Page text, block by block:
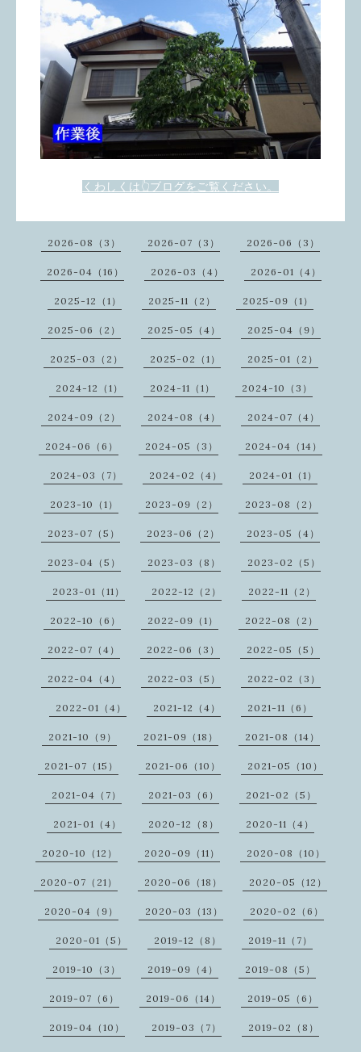
くわしくは👆ブログをご覧ください。
2026-08（3） 2026-07（3） 2026-06（3）
2026-04（16） 2026-03（4） 2026-01（4）
2025-12（1） 2025-11（2） 2025-09（1）
2025-06（2） 2025-05（4） 2025-04（9）
2025-03（2） 2025-02（1） 2025-01（2）
2024-12（1） 2024-11（1） 2024-10（3）
2024-09（2） 2024-08（4） 2024-07（4）
2024-06（6） 2024-05（3） 2024-04（14）
2024-03（7） 2024-02（4） 2024-01（1）
2023-10（1） 2023-09（2） 2023-08（2）
2023-07（5） 2023-06（2） 2023-05（4）
2023-04（5） 2023-03（8） 2023-02（5）
2023-01（11） 2022-12（2） 2022-11（2）
2022-10（6） 2022-09（1） 2022-08（2）
2022-07（4） 2022-06（3） 2022-05（5）
2022-04（4） 2022-03（5） 2022-02（3）
2022-01（4） 2021-12（4） 2021-11（6）
2021-10（9） 2021-09（18） 2021-08（14）
2021-07（15） 2021-06（10） 2021-05（10）
2021-04（7） 2021-03（6） 2021-02（5）
2021-01（4） 2020-12（8） 2020-11（4）
2020-10（12） 2020-09（11） 2020-08（10）
2020-07（21） 2020-06（18） 2020-05（12）
2020-04（9） 2020-03（13） 2020-02（6）
2020-01（5） 2019-12（8） 2019-11（7）
2019-10（3） 2019-09（4） 2019-08（5）
2019-07（6） 2019-06（14） 2019-05（6）
2019-04（10） 2019-03（7） 2019-02（8）